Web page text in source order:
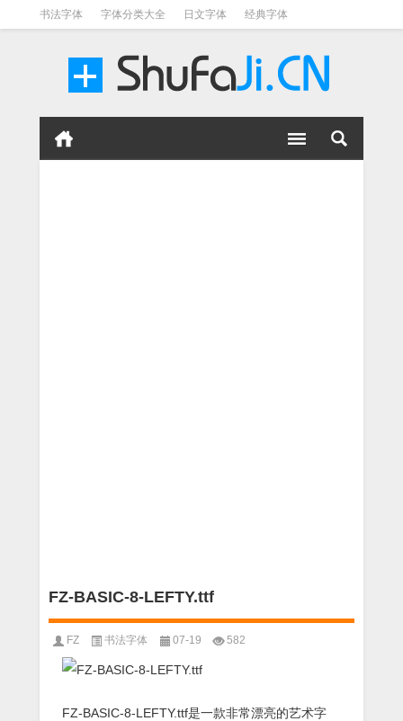
书法字体 字体分类大全 日文字体 经典字体
FZ-BASIC-8-LEFTY.ttf
FZ 书法字体 07-19 582
FZ-BASIC-8-LEFTY.ttf是一款非常漂亮的艺术字